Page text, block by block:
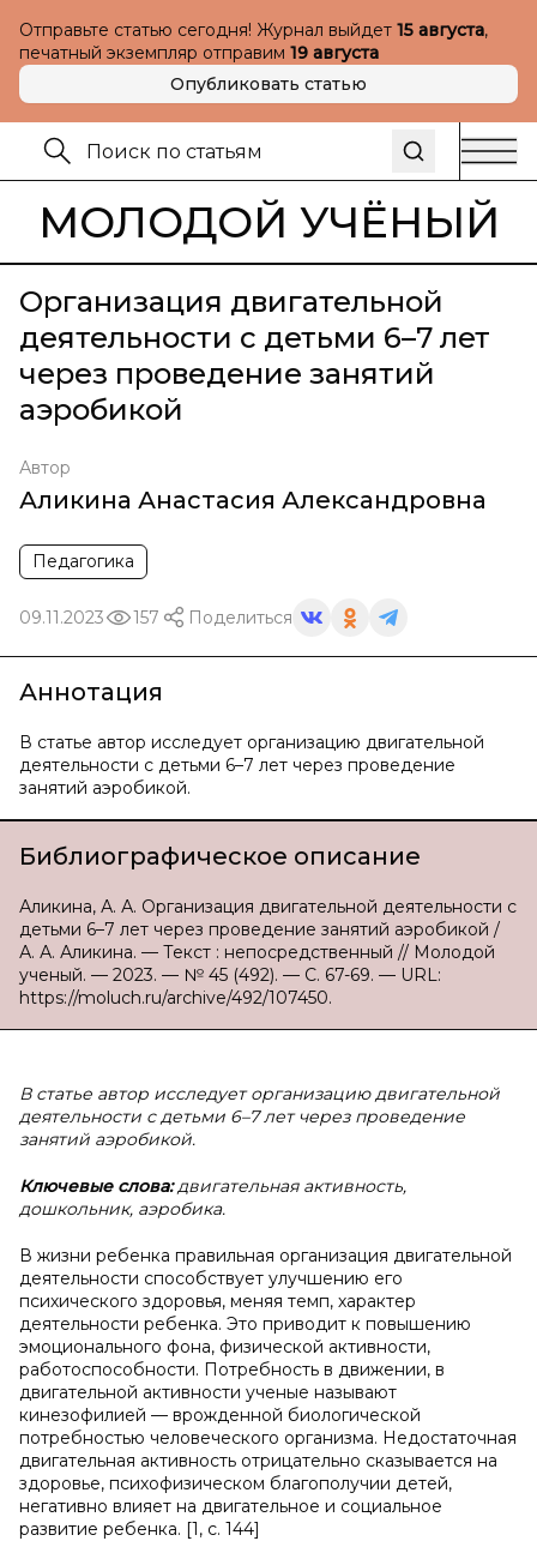
Отправьте статью сегодня! Журнал выйдет 15 августа,
печатный экземпляр отправим 19 августа
Опубликовать статью
МОЛОДОЙ УЧЁНЫЙ
Организация двигательной
деятельности с детьми 6–7 лет
через проведение занятий
аэробикой
Автор
Аликина Анастасия Александровна
Педагогика
09.11.2023 157 Поделиться
Аннотация
В статье автор исследует организацию двигательной
деятельности с детьми 6–7 лет через проведение
занятий аэробикой.
Библиографическое описание
Аликина, А. А. Организация двигательной деятельности с
детьми 6–7 лет через проведение занятий аэробикой /
А. А. Аликина. — Текст : непосредственный // Молодой
ученый. — 2023. — № 45 (492). — С. 67-69. — URL:
https://moluch.ru/archive/492/107450.
В статье автор исследует организацию двигательной
деятельности с детьми 6–7 лет через проведение
занятий аэробикой.
Ключевые слова:двигательная активность,
дошкольник, аэробика.
В жизни ребенка правильная организация двигательной
деятельности способствует улучшению его
психического здоровья, меняя темп, характер
деятельности ребенка. Это приводит к повышению
эмоционального фона, физической активности,
работоспособности. Потребность в движении, в
двигательной активности ученые называют
кинезофилией — врожденной биологической
потребностью человеческого организма. Недостаточная
двигательная активность отрицательно сказывается на
здоровье, психофизическом благополучии детей,
негативно влияет на двигательное и социальное
развитие ребенка. [1, с. 144]